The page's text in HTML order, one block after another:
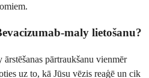
maly lietošanu?
pārtraukšanu vienmēr
uz to, kā Jūsu vēzis reaģē un cik